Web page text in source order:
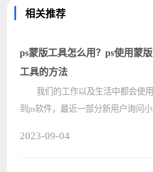
相关推荐
ps蒙版工具怎么用？ps使用蒙版
工具的方法
我们的工作以及生活中都会使用
到ps软件，最近一部分新用户询问小
2023-09-04